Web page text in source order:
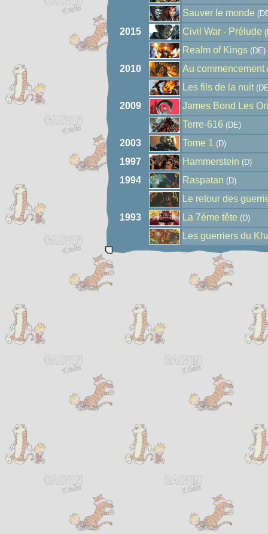
Sauver le monde
2015 Civil War - Prélude
Realm of Kings (DE)
2010 Au commencement
Les fils de la nuit
2009
James Bond Les
Terre-616 (DE)
2003 Tome 1 (D)
1997 Hammerstein (D)
1994 Raspatan (D)
Le retour des
1993
La 7ème tête (D)
Les guerriers du